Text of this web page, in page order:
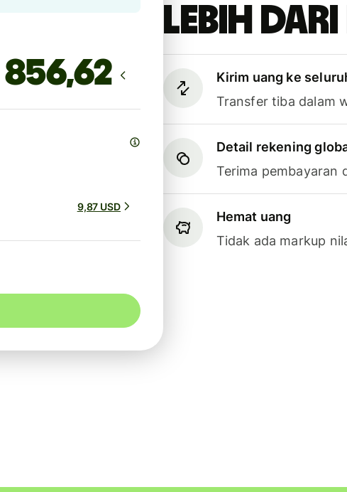
lebih
Kirim uang ke
Transfer tiba dalam
Detail rekening
Terima pembayaran
Hemat uang
Tidak ada markup
9,87 USD